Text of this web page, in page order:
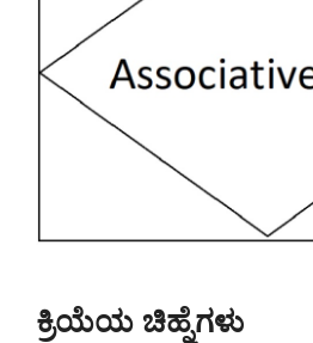
ಕ್ರಿಯೆಯ ಚಿಹ್ನೆಗಳು